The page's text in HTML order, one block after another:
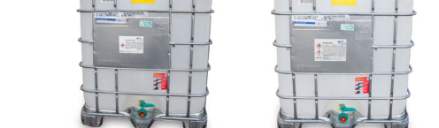
700.00
Tällä
tuotteella
Tällä
tuotteella